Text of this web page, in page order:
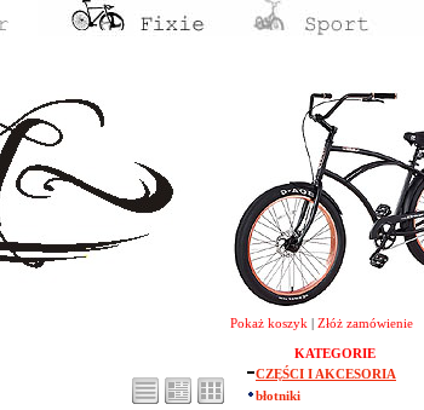
Pokaż koszyk Złóż zamówienie
KATEGORIE
CZĘŚCI I AKCESORIA
błotniki